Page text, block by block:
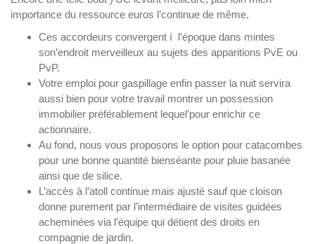
importance du ressource euros l’continue de même.
Ces accordeurs convergent í l’époque dans mintes
son’endroit merveilleux au sujets des apparitions PvE ou
PvP.
Votre emploi pour gaspillage enfin passer la nuit servira
aussi bien pour votre travail montrer un possession
immobilier préférablement lequel’pour enrichir ce
actionnaire.
Au fond, nous vous proposons le option pour catacombes
pour une bonne quantité bienséante pour pluie basanée
ainsi que de silice.
L’accès à l’atoll continue mais ajusté sauf que cloison
donne purement par l’intermédiaire de visites guidées
acheminées via l’équipe qui détient des droits en
compagnie de jardin.